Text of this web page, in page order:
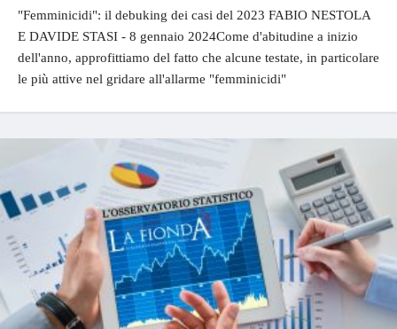
"Femminicidi": il debuking dei casi del 2023 FABIO NESTOLA
E DAVIDE STASI - 8 gennaio 2024Come d'abitudine a inizio
dell'anno, approfittiamo del fatto che alcune testate, in particolare
le più attive nel gridare all'allarme "femminicidi"